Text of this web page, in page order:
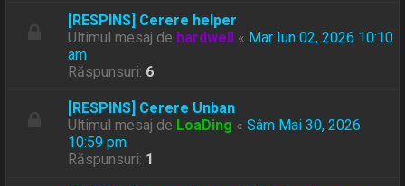
[RESPINS] Cerere helper
Ultimul mesaj de hardwell « Mar Iun 02, 2026 10:10
am
Răspunsuri: 6
[RESPINS] Cerere Unban
Ultimul mesaj de LoaDing «Sâm Mai 30, 2026
10:59 pm
Răspunsuri: 1